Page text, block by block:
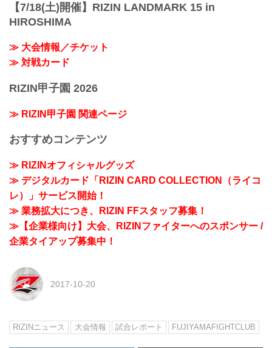
【7/18(土)開催】RIZIN LANDMARK 15 in
HIROSHIMA
≫ 大会情報／チケット
≫ 対戦カード
RIZIN甲子園 2026
≫ RIZIN甲子園 関連ページ
おすすめコンテンツ
≫ RIZINオフィシャルグッズ
≫ デジタルカード「RIZIN CARD COLLECTION（ライコ
レ）」サービス開始！
≫ 業務拡大につき、RIZIN FFスタッフ募集！
≫【企業様向け】大会、RIZINファイターへのスポンサー /
企業タイアップ募集中！
2017-10-20
RIZINニュース 大会情報 試合レポート FUJIYAMAFIGHTCLUB